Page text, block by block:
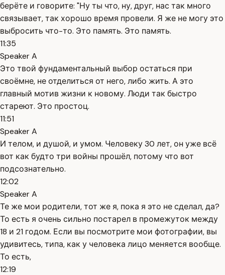
берёте и говорите: "Ну ты что, ну, друг, нас так много
связывает, так хорошо время провели. Я же не могу это
выбросить что-то. Это память. Это память.
11:35
Speaker A
Это твой фундаментальный выбор остаться при
своёмне, не отделиться от него, либо жить. А это
главный мотив жизни к новому. Люди так быстро
стареют. Это простоц.
11:51
Speaker A
И телом, и душой, и умом. Человеку 30 лет, он уже всё
вот как будто три войны прошёл, потому что вот
подсознательно.
12:02
Speaker A
Те же мои родители, тот же я, пока я это не сделал, да?
То есть я очень сильно постарел в промежуток между
18 и 21 годом. Если вы посмотрите мои фотографии, вы
удивитесь, типа, как у человека лицо меняется вообще.
То есть,
12:19